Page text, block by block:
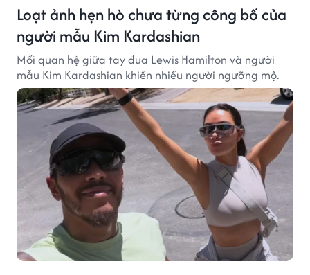
Loạt ảnh hẹn hò chưa từng công bố của
người mẫu Kim Kardashian
Mối quan hệ giữa tay đua Lewis Hamilton và người
mẫu Kim Kardashian khiến nhiều người ngưỡng mộ.